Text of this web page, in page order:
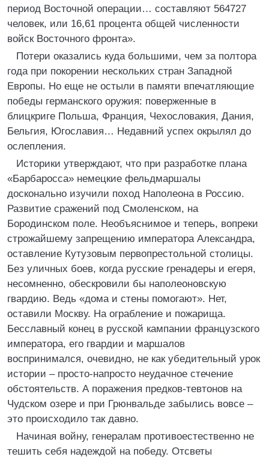
период Восточной операции… составляют 564727
человек, или 16,61 процента общей численности
войск Восточного фронта».
Потери оказались куда большими, чем за полтора
года при покорении нескольких стран Западной
Европы. Но еще не остыли в памяти впечатляющие
победы германского оружия: поверженные в
блицкриге Польша, Франция, Чехословакия, Дания,
Бельгия, Югославия… Недавний успех окрылял до
ослепления.
Историки утверждают, что при разработке плана
«Барбаросса» немецкие фельдмаршалы
досконально изучили поход Наполеона в Россию.
Развитие сражений под Смоленском, на
Бородинском поле. Необъяснимое и теперь, вопреки
строжайшему запрещению императора Александра,
оставление Кутузовым первопрестольной столицы.
Без уличных боев, когда русские гренадеры и егеря,
несомненно, обескровили бы наполеоновскую
гвардию. Ведь «дома и стены помогают». Нет,
оставили Москву. На ограбление и пожарища.
Бесславный конец в русской кампании французского
императора, его гвардии и маршалов
воспринимался, очевидно, не как убедительный урок
истории – просто-напросто неудачное стечение
обстоятельств. А поражения предков-тевтонов на
Чудском озере и при Грюнвальде забылись вовсе –
это происходило так давно.
Начиная войну, генералам противоестественно не
тешить себя надеждой на победу. Отсветы